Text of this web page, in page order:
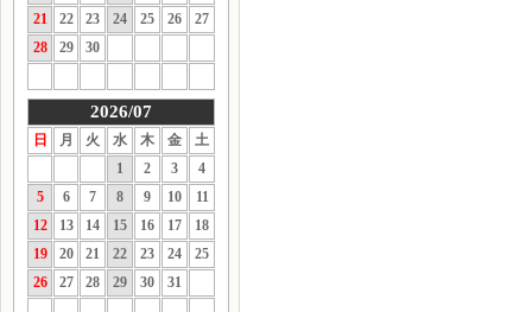
21
22 23 24 25 26
27
28
29 30
2026/07
日 月 火 水 木 金
土
1
2 3
4
5
6 7 8 9 10
11
12
13 14 15 16 17
18
19
20 21 22 23 24
25
26
27 28 29 30 31